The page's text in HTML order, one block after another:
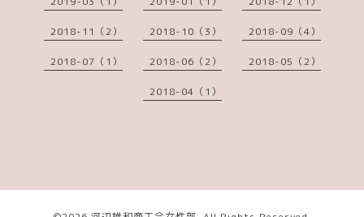
2018-11（2） 2018-10（3） 2018-09（4）
2018-07（1） 2018-06（2） 2018-05（2）
2018-04（1）